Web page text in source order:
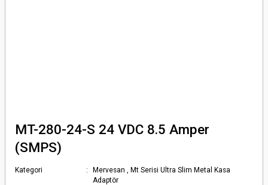
MT-280-24-S 24 VDC 8.5 Amper
(SMPS)
Kategori Mervesan, Mt Serisi Ultra Slim Metal Kasa
Adaptör